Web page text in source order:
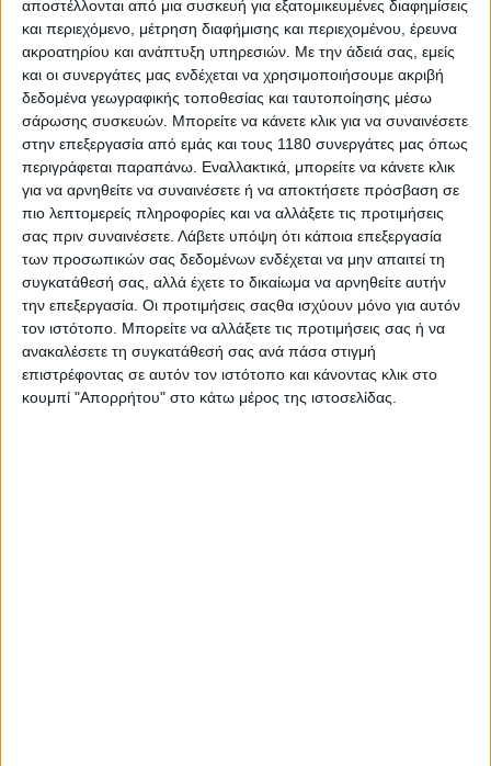
αποστέλλονται από μια συσκευή για εξατομικευμένες διαφημίσεις
και περιεχόμενο, μέτρηση διαφήμισης και περιεχομένου, έρευνα
ακροατηρίου και ανάπτυξη υπηρεσιών. Με την άδειά σας, εμείς
και οι συνεργάτες μας ενδέχεται να χρησιμοποιήσουμε ακριβή
δεδομένα γεωγραφικής τοποθεσίας και ταυτοποίησης μέσω
σάρωσης συσκευών. Μπορείτε να κάνετε κλικ για να συναινέσετε
στην επεξεργασία από εμάς και τους 1180 συνεργάτες μας όπως
περιγράφεται παραπάνω. Εναλλακτικά, μπορείτε να κάνετε κλικ
για να αρνηθείτε να συναινέσετε ή να αποκτήσετε πρόσβαση σε
πιο λεπτομερείς πληροφορίες και να αλλάξετε τις προτιμήσεις
σας πριν συναινέσετε. Λάβετε υπόψη ότι κάποια επεξεργασία
των προσωπικών σας δεδομένων ενδέχεται να μην απαιτεί τη
συγκατάθεσή σας, αλλά έχετε το δικαίωμα να αρνηθείτε αυτήν
την επεξεργασία. Οι προτιμήσεις σαςθα ισχύουν μόνο για αυτόν
τον ιστότοπο. Μπορείτε να αλλάξετε τις προτιμήσεις σας ή να
ανακαλέσετε τη συγκατάθεσή σας ανά πάσα στιγμή
επιστρέφοντας σε αυτόν τον ιστότοπο και κάνοντας κλικ στο
κουμπί "Απορρήτου" στο κάτω μέρος της ιστοσελίδας.